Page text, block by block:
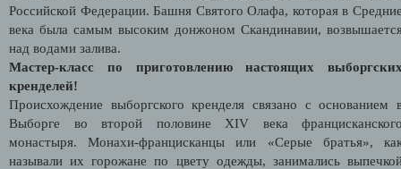
Российской Федерации. Башня Святого Олафа, которая в
века была самым высоким донжоном Скандинавии,
над водами залива.
Мастер-класс по приготовлению настоящих
кренделей!
Происхождение выборгского кренделя связано с основанием
Выборге во второй половине XIV века
монастыря. Монахи-францисканцы или «Серые братья»,
называли их горожане по цвету одежды, занимались